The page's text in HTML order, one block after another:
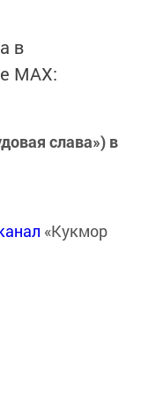
в
MАХ:
слава») в
«Кукмор